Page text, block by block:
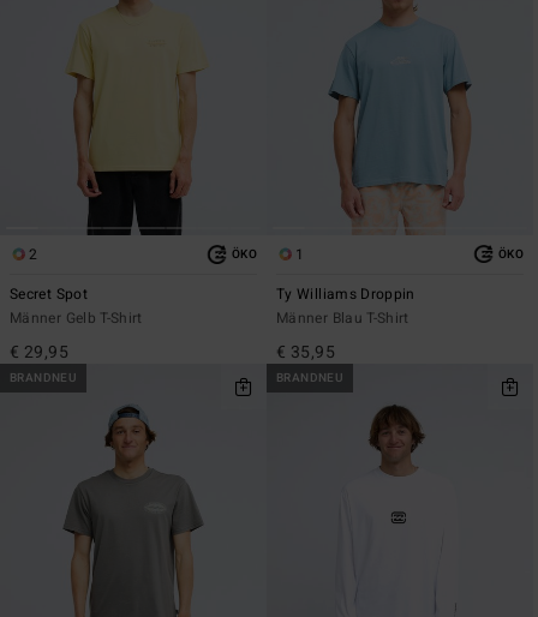
2 ÖKO
Secret Spot
Männer Gelb T-Shirt
€ 29,95
1 ÖKO
Ty Williams Droppin
Männer Blau T-Shirt
€ 35,95
BRANDNEU BRANDNEU